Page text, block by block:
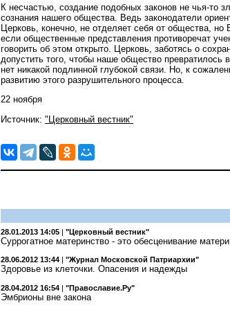
К несчастью, создание подобных законов не чья-то
сознания нашего общества. Ведь законодатели
Церковь, конечно, не отделяет себя от общества,
если общественные представления противоречат
говорить об этом открыто. Церковь, заботясь о
допустить того, чтобы наше общество
нет никакой подлинной глубокой связи. Но, к
развитию этого разрушительного процесса.
22 ноября
Источник: "Церковный вестник"
28.01.2013 14:05 | "Церковный вестник"
Суррогатное материнство - это обесценивание
28.06.2012 13:44 "Журнал Московской Патриархии"
Здоровье из клеточки. Опасения и надежды
28.04.2012 16:54 | "Православие.Ру"
Эмбрионы вне закона